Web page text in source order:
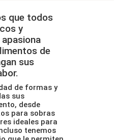
que todos
y
de
sus
de formas y
sus
desde
para sobras
ideales para
tenemos